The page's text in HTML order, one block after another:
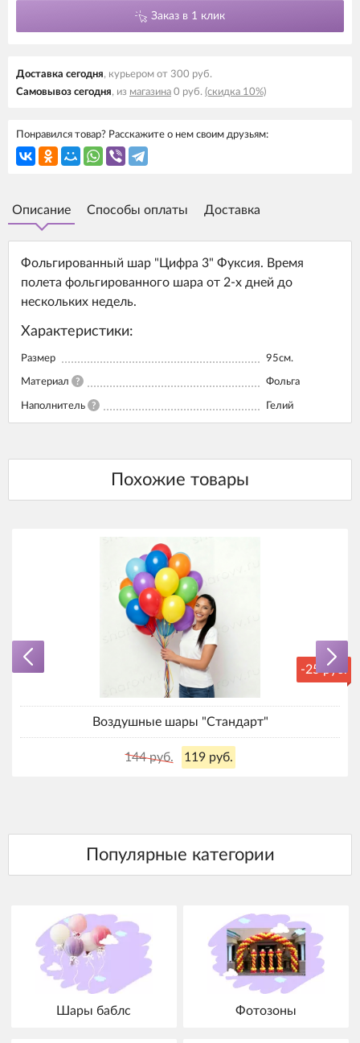
Заказ в 1 клик
Доставка cегодня, курьером от 300 руб.
Самовывоз cегодня, из магазина 0 руб. (скидка 10%)
Понравился товар? Расскажите о нем своим друзьям:
Описание Способы оплаты Доставка
Фольгированный шар "Цифра 3" Фуксия. Время
полета фольгированного шара от 2-х дней до
нескольких недель.
Характеристики:
Размер 95см.
Материал ? Фольга
Наполнитель ? Гелий
-25 руб.
Воздушные шары "Стандарт"
144 руб. 119 руб.
Шары баблс Фотозоны